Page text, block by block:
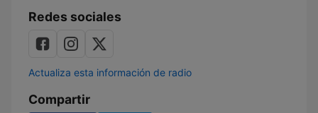
Redes sociales
Actualiza esta información de radio
Compartir